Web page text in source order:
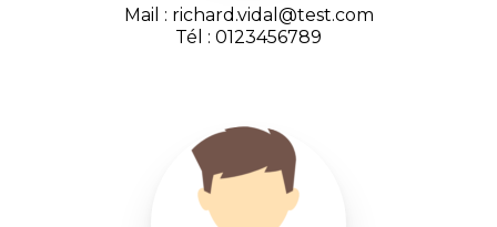
Mail : richard.vidal@test.com
Tél : 0123456789